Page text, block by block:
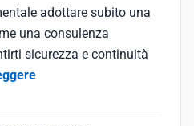
adottare subito una
una consulenza
sicurezza e continuità